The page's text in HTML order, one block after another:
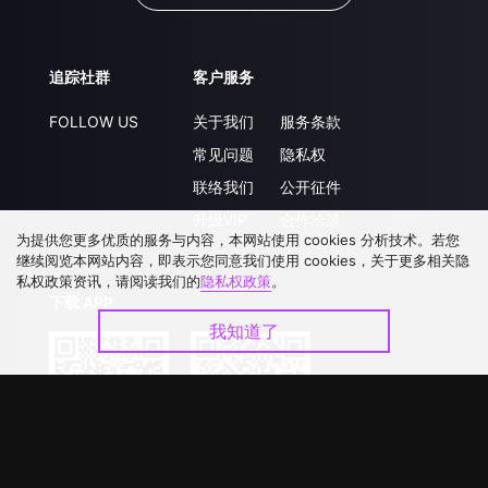
追踪社群
FOLLOW US
客户服务
关于我们
常见问题
联络我们
服务条款
隐私权
公开征件
为提供您更多优质的服务与内容，本网站使用 cookies 分析技术。若您
继续阅览本网站内容，即表示您同意我们使用 cookies，关于更多相关隐
私权政策资讯，请阅读我们的隐私权政策。
我知道了